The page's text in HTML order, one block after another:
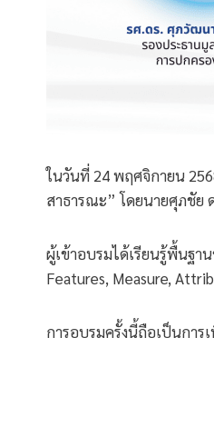
ในวันที่ 24 พฤศจิกายน
สาธารณะ” โดยนายศุภชัย
ผู้เข้าอบรมได้เรียนรู้พื้นฐา
Features, Measure,
การอบรมครั้งนี้ถือเป็นกา